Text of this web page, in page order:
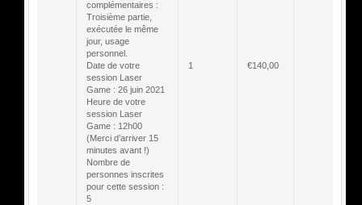
complémentaires :
Troisième partie,
exécutée le même
jour, usage
personnel.
Date de votre
session Laser
Game : 26 juin 2021
Heure de votre
session Laser
Game : 12h00
(Merci d’arriver 15
minutes avant !)
Nombre de
personnes inscrites
pour cette session :
5
1 €140,00